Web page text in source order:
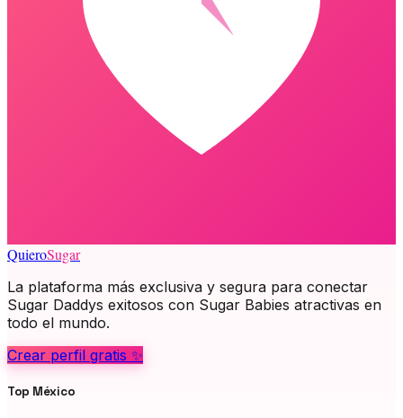
QuieroSugar
La plataforma más exclusiva y segura para conectar
Sugar Daddys exitosos con Sugar Babies atractivas en
todo el mundo.
Crear perfil gratis ✨
Top México